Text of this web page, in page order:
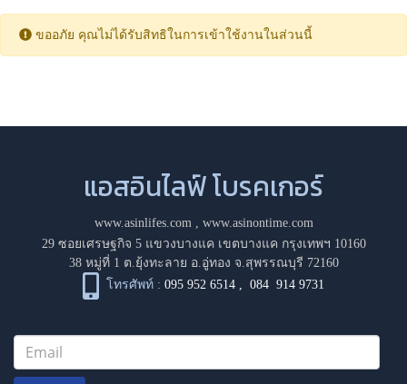
ขออภัย คุณไม่ได้รับสิทธิในการเข้าใช้งานในส่วนนี้
แอสอินไลฟ์ โบรคเกอร์
www.asinlifes.com, www.asinontime.com
29 ซอยเศรษฐกิจ 5 แขวงบางแค เขตบางแค กรุงเทพฯ 10160
38 หมู่ที่ 1 ต.ยุ้งทะลาย อ.อู่ทอง จ.สุพรรณบุรี 72160
โทรศัพท์ : 095 952 6514 ,084 914 9731